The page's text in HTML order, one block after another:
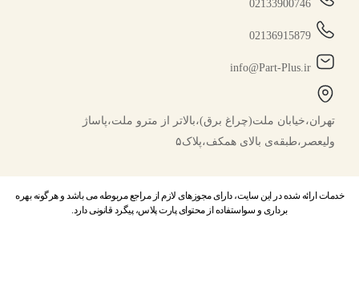
02133900746
02136915879
info@Part-Plus.ir
تهران،خیابان ملت(چراغ برق)،بالاتر از مترو ملت،پاساژ
ولیعصر،طبقه‌ی بالای همکف،پلاک۵
خدمات ارائه شده در این سایت، دارای مجوزهای لازم از مراجع مربوطه می باشد و هرگونه بهره
برداری و سواستفاده از محتوای پارت پلاس، پیگرد قانونی دارد.